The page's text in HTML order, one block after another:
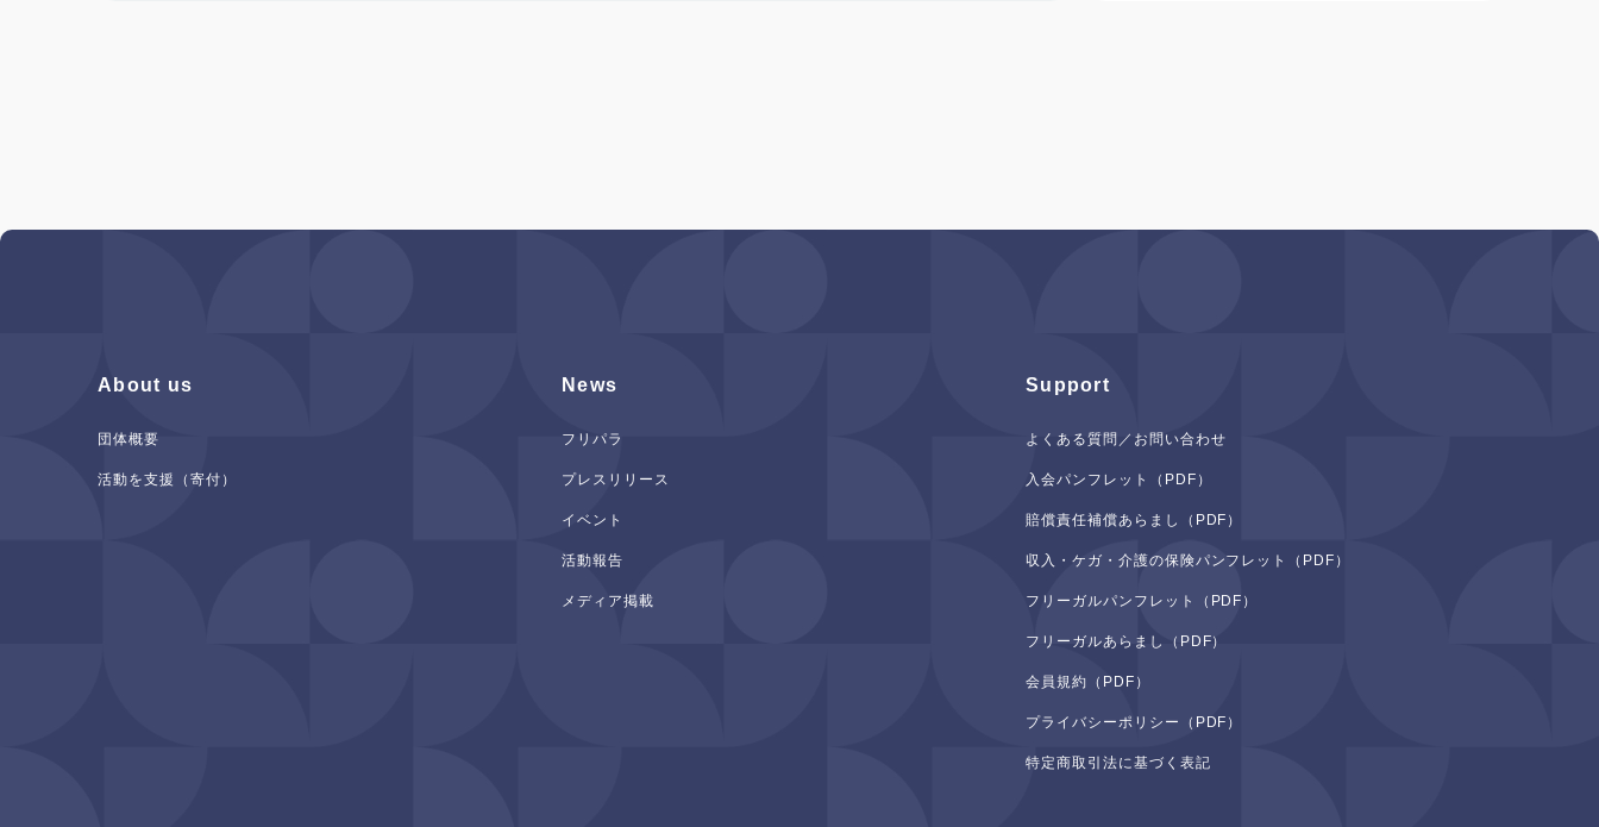
About us
団体概要
活動を支援（寄付）
News
フリパラ
プレスリリース
イベント
活動報告
メディア掲載
Support
よくある質問／お問い合わせ
入会パンフレット（PDF）
賠償責任補償あらまし（PDF）
収入・ケガ・介護の保険パンフレット（PDF）
フリーガルパンフレット（PDF）
フリーガルあらまし（PDF）
会員規約（PDF）
プライバシーポリシー（PDF）
特定商取引法に基づく表記